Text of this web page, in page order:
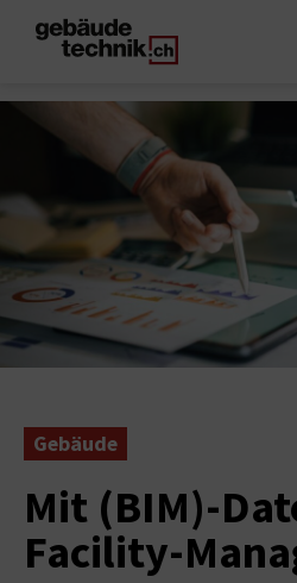
Gebäude
Mit (BIM)-
Facility-